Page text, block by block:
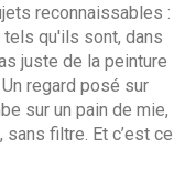
reconnaissables :
qu'ils sont, dans
juste de la peinture
regard posé sur
sur un pain de mie,
filtre. Et c’est ce